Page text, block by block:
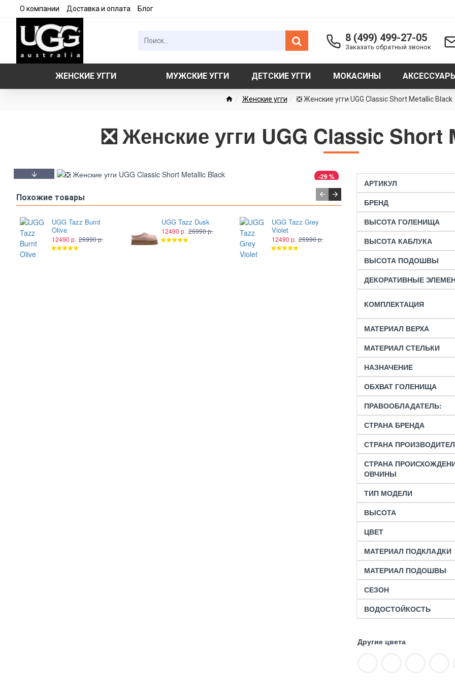
О компании Доставка и оплата Блог
8 (499) 499-27-05
Заказать обратный звонок
ЖЕНСКИЕ УГГИ МУЖСКИЕ УГГИ ДЕТСКИЕ УГГИ МОКАСИНЫ
Женские угги ❎ Женские угги UGG Classic Short Metallic Black
❎ Женские угги UGG Classic
-29 %
Похожие товары
UGG Tazz Burnt
Olive
12490 р. 26990 р.
UGG Tazz Dusk
12490 р. 26990 р.
UGG Tazz Grey
Violet
12490 р. 26990 р.
UGG Tazz Smoke
Plume
12490 р. 26990 р.
АРТИКУЛ
БРЕНД
ВЫСОТА ГОЛЕНИЩА
ВЫСОТА КАБЛУКА
ВЫСОТА ПОДОШВЫ
ДЕКОРАТИВНЫЕ
КОМПЛЕКТАЦИЯ
МАТЕРИАЛ ВЕРХА
МАТЕРИАЛ СТЕЛЬКИ
НАЗНАЧЕНИЕ
ОБХВАТ ГОЛЕНИЩА
ПРАВООБЛАДАТЕЛЬ:
СТРАНА БРЕНДА
СТРАНА
СТРАНА
ОВЧИНЫ
ТИП МОДЕЛИ
ВЫСОТА
ЦВЕТ
МАТЕРИАЛ ПОДКЛАДКИ
МАТЕРИАЛ ПОДОШВЫ
СЕЗОН
ВОДОСТОЙКОСТЬ
Другие цвета